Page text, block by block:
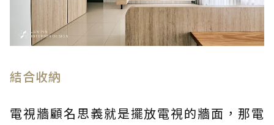
結合收納
電視牆顧名思義就是擺放電視的牆面，那電